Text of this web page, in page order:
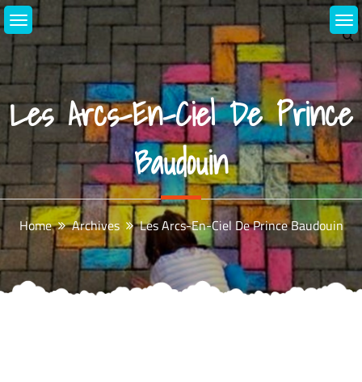
Skip
to
content
Les Arcs-En-Ciel De Prince
Baudouin
Home Archives Les Arcs-En-Ciel De Prince Baudouin